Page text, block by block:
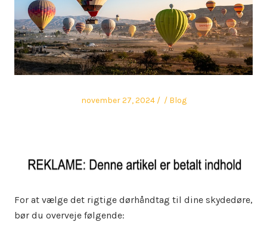
Posted
november 27, 2024 Author
Posted
Blog
For at vælge det rigtige dørhåndtag til dine skydedøre,
bør du overveje følgende: